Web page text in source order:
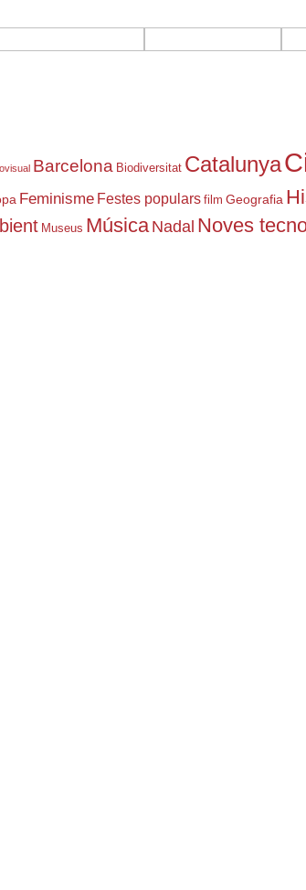
Barcelona Biodiversitat Catalunya
Feminisme Festes populars film Geografia
Museus MúsicaNadal Noves